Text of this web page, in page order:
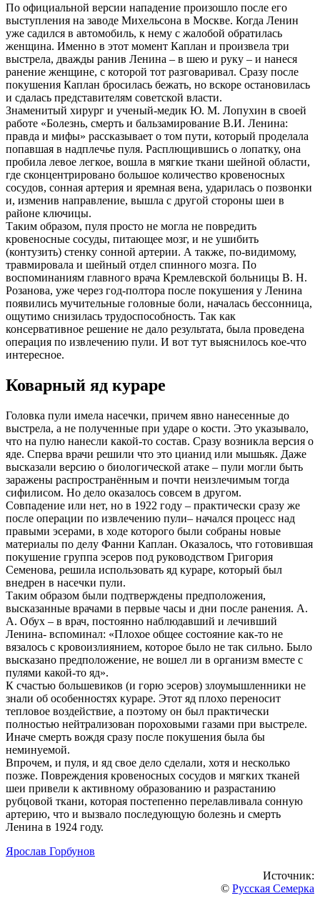
По официальной версии нападение произошло после его
выступления на заводе Михельсона в Москве. Когда Ленин
уже садился в автомобиль, к нему с жалобой обратилась
женщина. Именно в этот момент Каплан и произвела три
выстрела, дважды ранив Ленина – в шею и руку – и нанеся
ранение женщине, с которой тот разговаривал. Сразу после
покушения Каплан бросилась бежать, но вскоре остановилась
и сдалась представителям советской власти.
Знаменитый хирург и ученый-медик Ю. М. Лопухин в своей
работе «Болезнь, смерть и бальзамирование В.И. Ленина:
правда и мифы» рассказывает о том пути, который проделала
попавшая в надплечье пуля. Расплющившись о лопатку, она
пробила левое легкое, вошла в мягкие ткани шейной области,
где сконцентрировано большое количество кровеносных
сосудов, сонная артерия и яремная вена, ударилась о позвонки
и, изменив направление, вышла с другой стороны шеи в
районе ключицы.
Таким образом, пуля просто не могла не повредить
кровеносные сосуды, питающее мозг, и не ушибить
(контузить) стенку сонной артерии. А также, по-видимому,
травмировала и шейный отдел спинного мозга. По
воспоминаниям главного врача Кремлевской больницы В. Н.
Розанова, уже через год-полтора после покушения у Ленина
появились мучительные головные боли, началась бессонница,
ощутимо снизилась трудоспособность. Так как
консервативное решение не дало результата, была проведена
операция по извлечению пули. И вот тут выяснилось кое-что
интересное.
Коварный яд кураре
Головка пули имела насечки, причем явно нанесенные до
выстрела, а не полученные при ударе о кости. Это указывало,
что на пулю нанесли какой-то состав. Сразу возникла версия о
яде. Сперва врачи решили что это цианид или мышьяк. Даже
высказали версию о биологической атаке – пули могли быть
заражены распространённым и почти неизлечимым тогда
сифилисом. Но дело оказалось совсем в другом.
Совпадение или нет, но в 1922 году – практически сразу же
после операции по извлечению пули– начался процесс над
правыми эсерами, в ходе которого были собраны новые
материалы по делу Фанни Каплан. Оказалось, что готовившая
покушение группа эсеров под руководством Григория
Семенова, решила использовать яд кураре, который был
внедрен в насечки пули.
Таким образом были подтверждены предположения,
высказанные врачами в первые часы и дни после ранения. А.
А. Обух – в врач, постоянно наблюдавший и лечивший
Ленина- вспоминал: «Плохое общее состояние как-то не
вязалось с кровоизлиянием, которое было не так сильно. Было
высказано предположение, не вошел ли в организм вместе с
пулями какой-то яд».
К счастью большевиков (и горю эсеров) злоумышленники не
знали об особенностях кураре. Этот яд плохо переносит
тепловое воздействие, а поэтому он был практически
полностью нейтрализован пороховыми газами при выстреле.
Иначе смерть вождя сразу после покушения была бы
неминуемой.
Впрочем, и пуля, и яд свое дело сделали, хотя и несколько
позже. Повреждения кровеносных сосудов и мягких тканей
шеи привели к активному образованию и разрастанию
рубцовой ткани, которая постепенно перелавливала сонную
артерию, что и вызвало последующую болезнь и смерть
Ленина в 1924 году.
Ярослав Горбунов
Источник:
© Русская Семерка